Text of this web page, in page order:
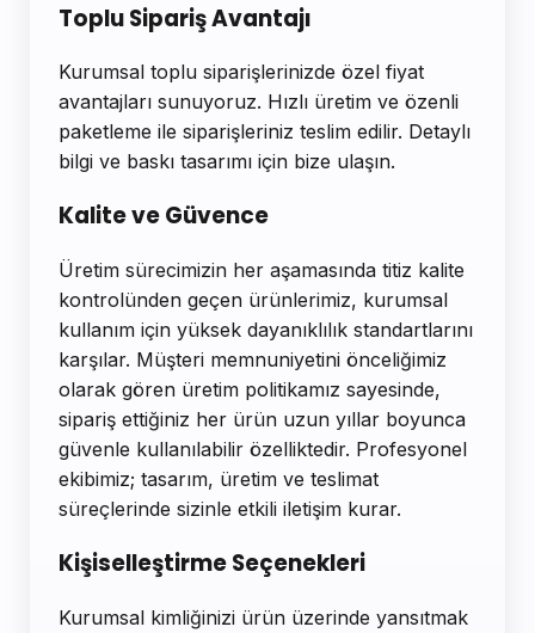
Toplu Sipariş Avantajı
Kurumsal toplu siparişlerinizde özel fiyat
avantajları sunuyoruz. Hızlı üretim ve özenli
paketleme ile siparişleriniz teslim edilir. Detaylı
bilgi ve baskı tasarımı için bize ulaşın.
Kalite ve Güvence
Üretim sürecimizin her aşamasında titiz kalite
kontrolünden geçen ürünlerimiz, kurumsal
kullanım için yüksek dayanıklılık standartlarını
karşılar. Müşteri memnuniyetini önceliğimiz
olarak gören üretim politikamız sayesinde,
sipariş ettiğiniz her ürün uzun yıllar boyunca
güvenle kullanılabilir özelliktedir. Profesyonel
ekibimiz; tasarım, üretim ve teslimat
süreçlerinde sizinle etkili iletişim kurar.
Kişiselleştirme Seçenekleri
Kurumsal kimliğinizi ürün üzerinde yansıtmak